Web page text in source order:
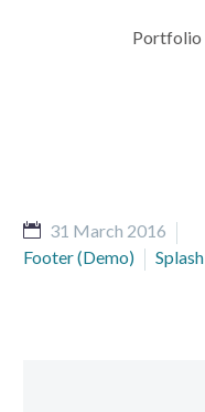
English
Portfolio
31 March 2016
Footer (Demo)